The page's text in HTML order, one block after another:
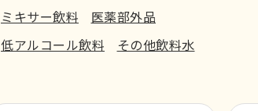
ミキサー飲料
医薬部外品
低アルコール飲料
その他飲料水